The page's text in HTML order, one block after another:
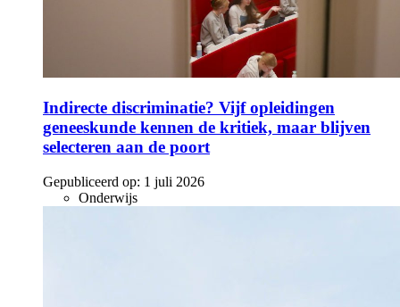
Indirecte discriminatie? Vijf opleidingen
geneeskunde kennen de kritiek, maar blijven
selecteren aan de poort
Gepubliceerd op: 1 juli 2026
Onderwijs